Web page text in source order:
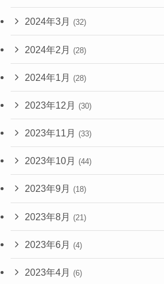
2024年3月 (32)
2024年2月 (28)
2024年1月 (28)
2023年12月 (30)
2023年11月 (33)
2023年10月 (44)
2023年9月 (18)
2023年8月 (21)
2023年6月 (4)
2023年4月 (6)